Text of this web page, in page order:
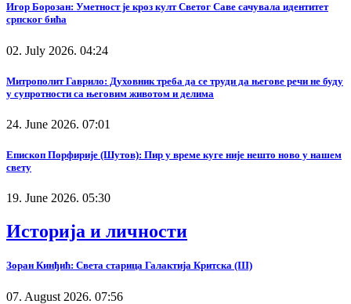
Игор Борозан: Уметност је кроз култ Светог Саве сачувала идентитет
српског бића
02. July 2026. 04:24
Митрополит Гаврило: Духовник треба да се труди да његове речи не буду
у супротности са његовим животом и делима
24. June 2026. 07:01
Епископ Порфирије (Шутов): Пир у време куге није нешто ново у нашем
свету
19. June 2026. 05:30
Историја и личности
Зоран Кинђић: Света старица Галактија Критска (III)
07. August 2026. 07:56